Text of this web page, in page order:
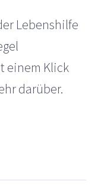
Lebenshilfe
einem Klick
darüber.